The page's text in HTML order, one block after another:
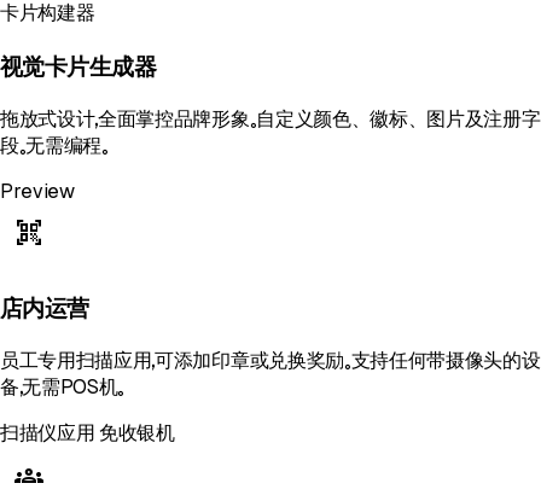
卡片构建器
视觉卡片生成器
拖放式设计，全面掌控品牌形象。自定义颜色、徽标、图片及注册字
段。无需编程。
Preview
qr_code_scanner
店内运营
员工专用扫描应用，可添加印章或兑换奖励。支持任何带摄像头的设
备，无需POS机。
扫描仪应用 免收银机
groups